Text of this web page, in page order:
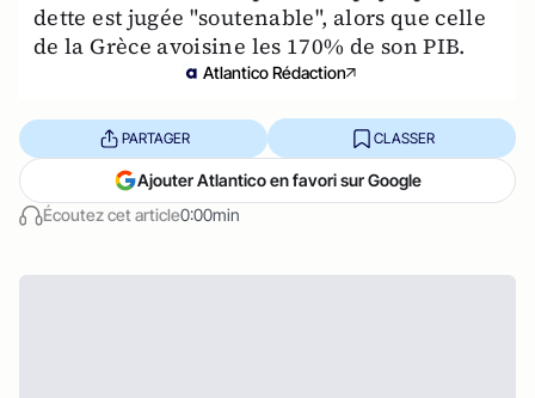
dette est jugée "soutenable", alors que celle
de la Grèce avoisine les 170% de son PIB.
Atlantico Rédaction
Écoutez cet article0:00min
PARTAGER CLASSER
Ajouter Atlantico en favori sur Google